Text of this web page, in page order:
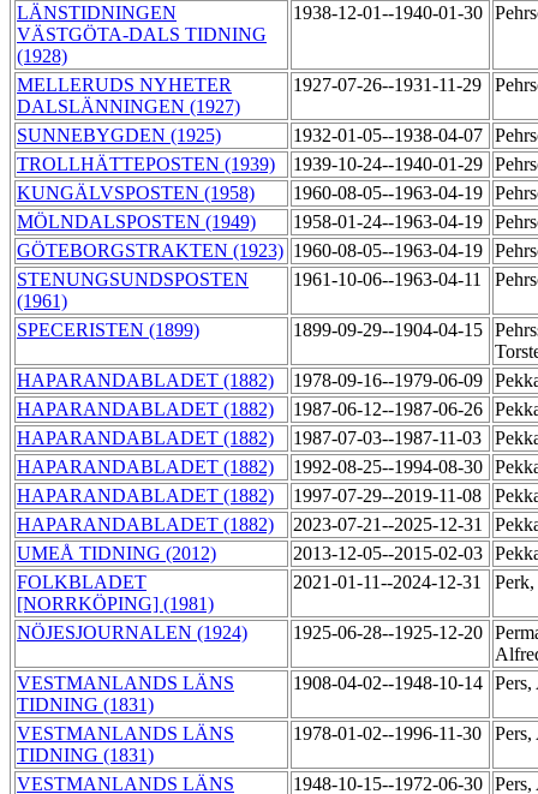
LÄNSTIDNINGEN
VÄSTGÖTA-DALS TIDNING
(1928)
1938-12-01--1940-01-30
MELLERUDS NYHETER
DALSLÄNNINGEN (1927)
1927-07-26--1931-11-29
SUNNEBYGDEN (1925) 1932-01-05--1938-04-07
TROLLHÄTTEPOSTEN (1939)
1939-10-24--1940-01-29
KUNGÄLVSPOSTEN (1958)
1960-08-05--1963-04-19
MÖLNDALSPOSTEN (1949)
1958-01-24--1963-04-19
GÖTEBORGSTRAKTEN (1923) 1960-08-05--1963-04-19
STENUNGSUNDSPOSTEN
(1961)
1961-10-06--1963-04-11
SPECERISTEN (1899) 1899-09-29--1904-04-15
HAPARANDABLADET (1882)
1978-09-16--1979-06-09
HAPARANDABLADET (1882)
1987-06-12--1987-06-26
HAPARANDABLADET (1882)
1987-07-03--1987-11-03
HAPARANDABLADET (1882)
1992-08-25--1994-08-30
HAPARANDABLADET (1882)
1997-07-29--2019-11-08
HAPARANDABLADET (1882)
2023-07-21--2025-12-31
UMEÅ TIDNING (2012)
2013-12-05--2015-02-03
FOLKBLADET
[NORRKÖPING] (1981)
2021-01-11--2024-12-31
NÖJESJOURNALEN (1924) 1925-06-28--1925-12-20
VESTMANLANDS LÄNS
TIDNING (1831)
1908-04-02--1948-10-14
VESTMANLANDS LÄNS
TIDNING (1831)
1978-01-02--1996-11-30
VESTMANLANDS LÄNS 1948-10-15--1972-06-30 Pers,